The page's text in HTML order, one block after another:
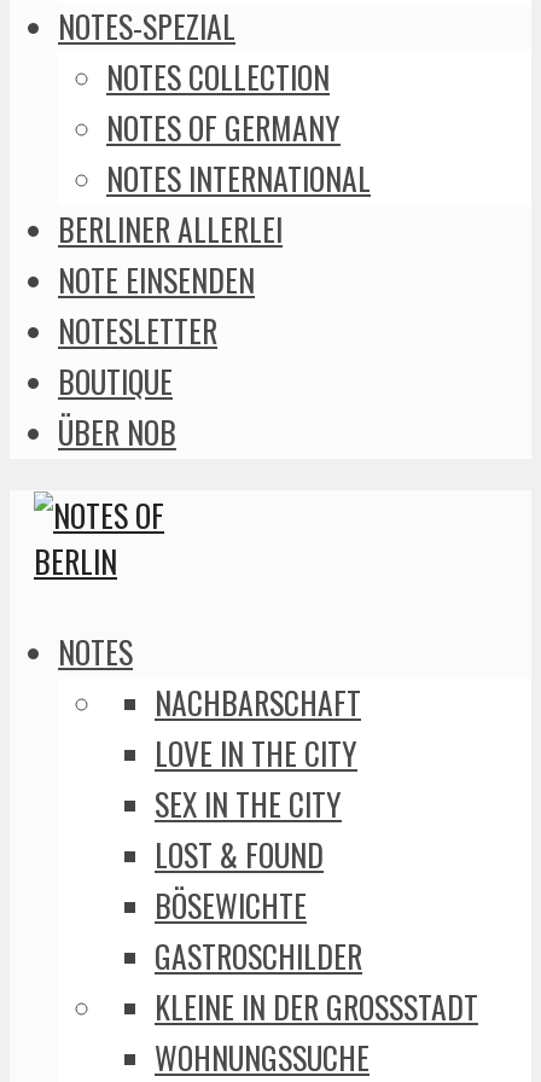
NOTES-SPEZIAL
NOTES COLLECTION
NOTES OF GERMANY
NOTES INTERNATIONAL
BERLINER ALLERLEI
NOTE EINSENDEN
NOTESLETTER
BOUTIQUE
ÜBER NOB
NOTES
NACHBARSCHAFT
LOVE IN THE CITY
SEX IN THE CITY
LOST & FOUND
BÖSEWICHTE
GASTROSCHILDER
KLEINE IN DER GROSSSTADT
WOHNUNGSSUCHE